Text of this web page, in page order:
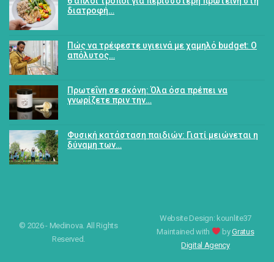
διατροφή…
Πώς να τρέφεστε υγιεινά με χαμηλό budget: Ο
απόλυτος…
Πρωτεΐνη σε σκόνη: Όλα όσα πρέπει να
γνωρίζετε πριν την…
Φυσική κατάσταση παιδιών: Γιατί μειώνεται η
δύναμη των…
© 2026 - Medinova. All Rights
Reserved.
Website Design: kounlite37
Maintained with
byGratus
Digital Agency